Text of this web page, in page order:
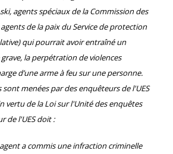
agents spéciaux de la Commission des
de la paix du Service de protection
qui pourrait avoir entraîné un
la perpétration de violences
d’une arme à feu sur une personne.
sont menées par des enquêteurs de l'UES
vertu de la Loi sur l'Unité des enquêtes
de l'UES doit :
a commis une infraction criminelle